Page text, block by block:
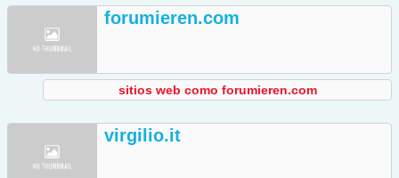
forumieren.com
sitios web como forumieren.com
virgilio.it